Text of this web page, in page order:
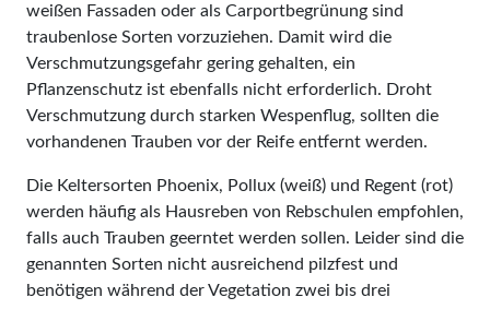
weißen Fassaden oder als Carportbegrünung sind
traubenlose Sorten vorzuziehen. Damit wird die
Verschmutzungsgefahr gering gehalten, ein
Pflanzenschutz ist ebenfalls nicht erforderlich. Droht
Verschmutzung durch starken Wespenflug, sollten die
vorhandenen Trauben vor der Reife entfernt werden.
Die Keltersorten Phoenix, Pollux (weiß) und Regent (rot)
werden häufig als Hausreben von Rebschulen empfohlen,
falls auch Trauben geerntet werden sollen. Leider sind die
genannten Sorten nicht ausreichend pilzfest und
benötigen während der Vegetation zwei bis drei